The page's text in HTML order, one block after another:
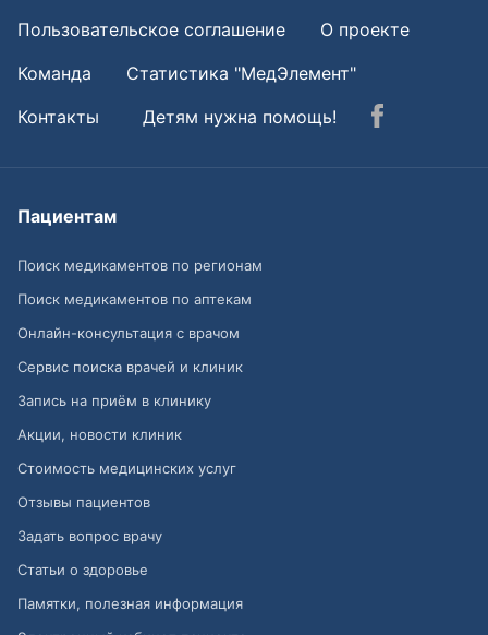
Пользовательское соглашение
О проекте
Команда
Статистика "МедЭлемент"
Контакты
Детям нужна помощь!
Пациентам
Поиск медикаментов по регионам
Поиск медикаментов по аптекам
Онлайн-консультация с врачом
Сервис поиска врачей и клиник
Запись на приём в клинику
Акции, новости клиник
Стоимость медицинских услуг
Отзывы пациентов
Задать вопрос врачу
Статьи о здоровье
Памятки, полезная информация